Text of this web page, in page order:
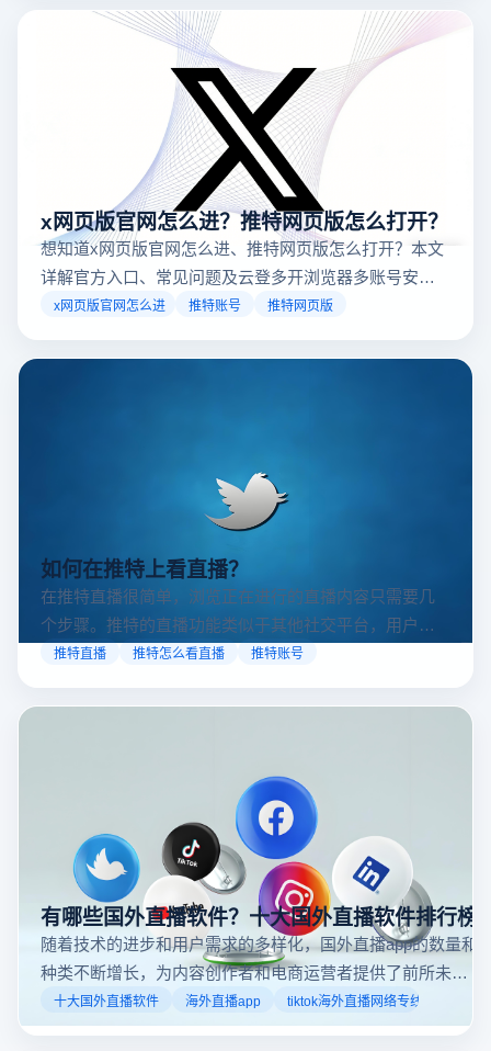
x网页版官网怎么进？推特网页版怎么打开？
想知道x网页版官网怎么进、推特网页版怎么打开？本文
详解官方入口、常见问题及云登多开浏览器多账号安全
访问方案，助你稳定登录高效运营。
x网页版官网怎么进 推特账号 推特网页版
如何在推特上看直播？
在推特直播很简单，浏览正在进行的直播内容只需要几
个步骤。推特的直播功能类似于其他社交平台，用户可
以通过关注自己喜欢的账号、浏览话题标签或查看实时
可以随时随地参与实时互动，无论是关注新闻事件、休
推特直播 推特怎么看直播 推特账号
有哪些国外直播软件？十大国外直播软件排行榜
随着技术的进步和用户需求的多样化，国外直播app的数量和
种类不断增长，为内容创作者和电商运营者提供了前所未有
的机遇。如果你是一个跨境电商从业者，想要了解2025年十
大国外直播软件排行榜，那么你来对地方了！接下来跟着云
十大国外直播软件 海外直播app tiktok海外直播网络专线